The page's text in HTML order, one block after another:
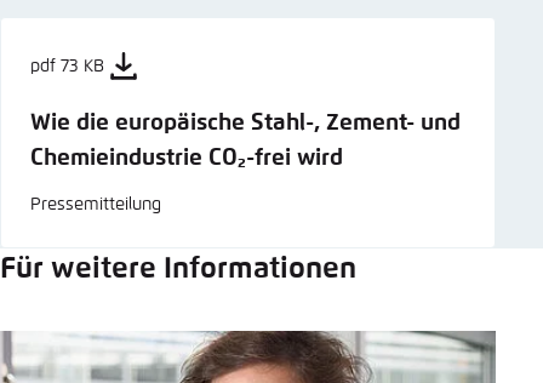
pdf 73 KB
Wie die europäische Stahl-, Zement- und
Chemieindustrie CO₂-frei wird
Pressemitteilung
Für weitere Informationen